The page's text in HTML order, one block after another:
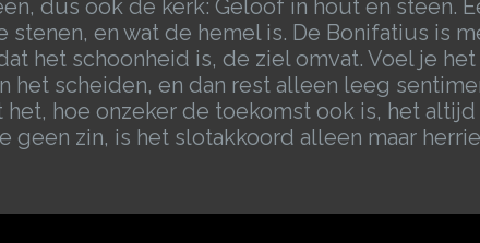
dus ook de kerk: Geloof in hout en steen.
en wat de hemel is. De Bonifatius is
het schoonheid is, de ziel omvat. Voel je
het scheiden, en dan rest alleen leeg
het, hoe onzeker de toekomst ook is, het
geen zin, is het slotakkoord alleen maar